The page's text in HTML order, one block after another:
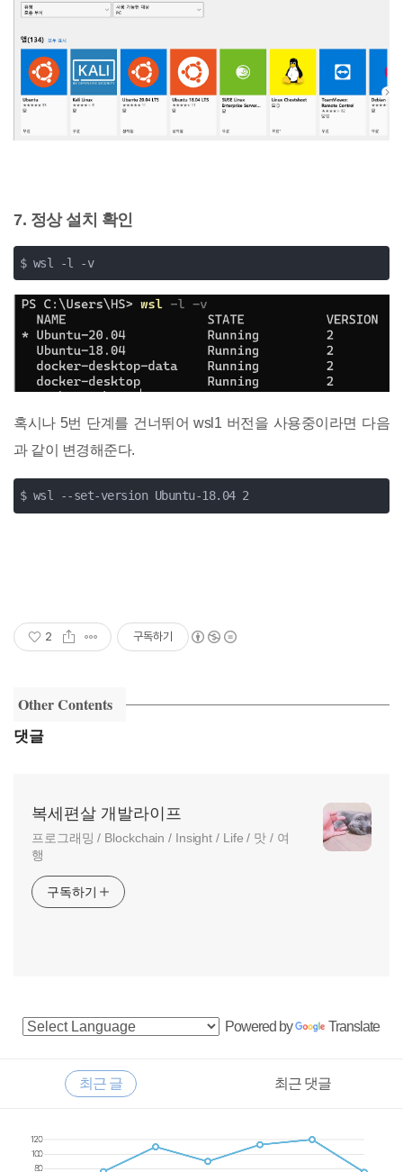
7. 정상 설치 확인
$ wsl -l -v
혹시나 5번 단계를 건너뛰어 wsl1 버전을 사용중이라면 다음
과 같이 변경해준다.
$ wsl --set-version Ubuntu-18.04 2
2 구독하기
Other Contents
댓글
복세편살 개발라이프
프로그래밍 / Blockchain / Insight / Life / 맛 / 여
행
구독하기
Powered by Translate
RECENTLY
최근 글 최근 댓글